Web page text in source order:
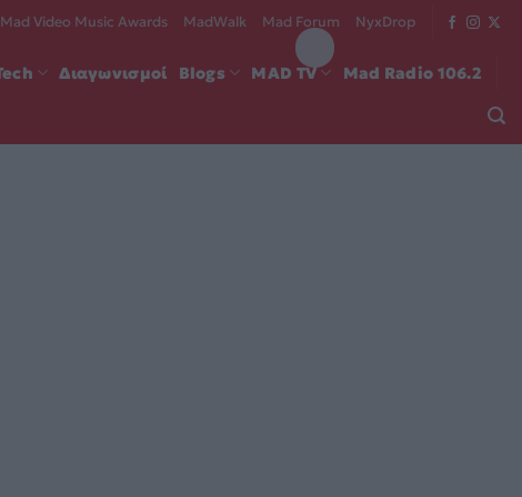
Mad Video Music Awards MadWalk Mad Forum NyxDrop
Διαγωνισμοί Blogs MAD TV Mad Radio 106.2